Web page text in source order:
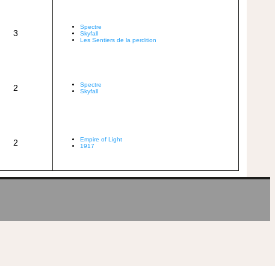
3
Spectre
Skyfall
Les Sentiers de la perdition
2
Spectre
Skyfall
2
Empire of Light
1917